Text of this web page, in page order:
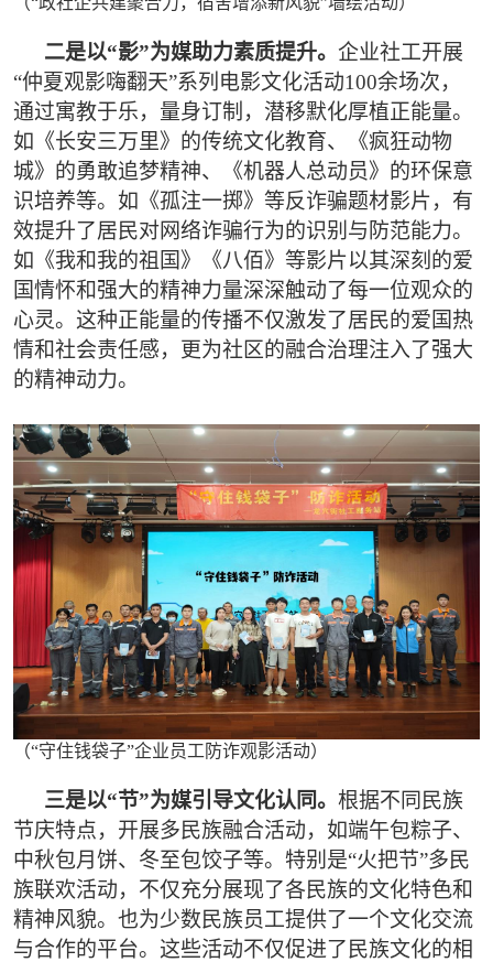
二是以“影”为媒助力素质提升。 企业社工开展
“仲夏观影嗨翻天”系列电影文化活动100余场次，
通过寓教于乐，量身订制，潜移默化厚植正能量。
如《长安三万里》的传统文化教育、《疯狂动物
城》的勇敢追梦精神、《机器人总动员》的环保意
识培养等。如《孤注一掷》等反诈骗题材影片，有
效提升了居民对网络诈骗行为的识别与防范能力。
如《我和我的祖国》《八佰》等影片以其深刻的爱
国情怀和强大的精神力量深深触动了每一位观众的
心灵。这种正能量的传播不仅激发了居民的爱国热
情和社会责任感，更为社区的融合治理注入了强大
的精神动力。
（“守住钱袋子”企业员工防诈观影活动）
三是以“节”为媒引导文化认同。 根据不同民族
节庆特点，开展多民族融合活动，如端午包粽子、
中秋包月饼、冬至包饺子等。特别是“火把节”多民
族联欢活动，不仅充分展现了各民族的文化特色和
精神风貌。也为少数民族员工提供了一个文化交流
与合作的平台。这些活动不仅促进了民族文化的相